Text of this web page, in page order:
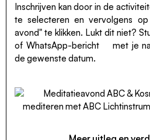
Inschrijven kan door in de
te selecteren en vervolgens
avond" te klikken. Lukt dit niet?
of WhatsApp-bericht
met je
de gewenste datum.